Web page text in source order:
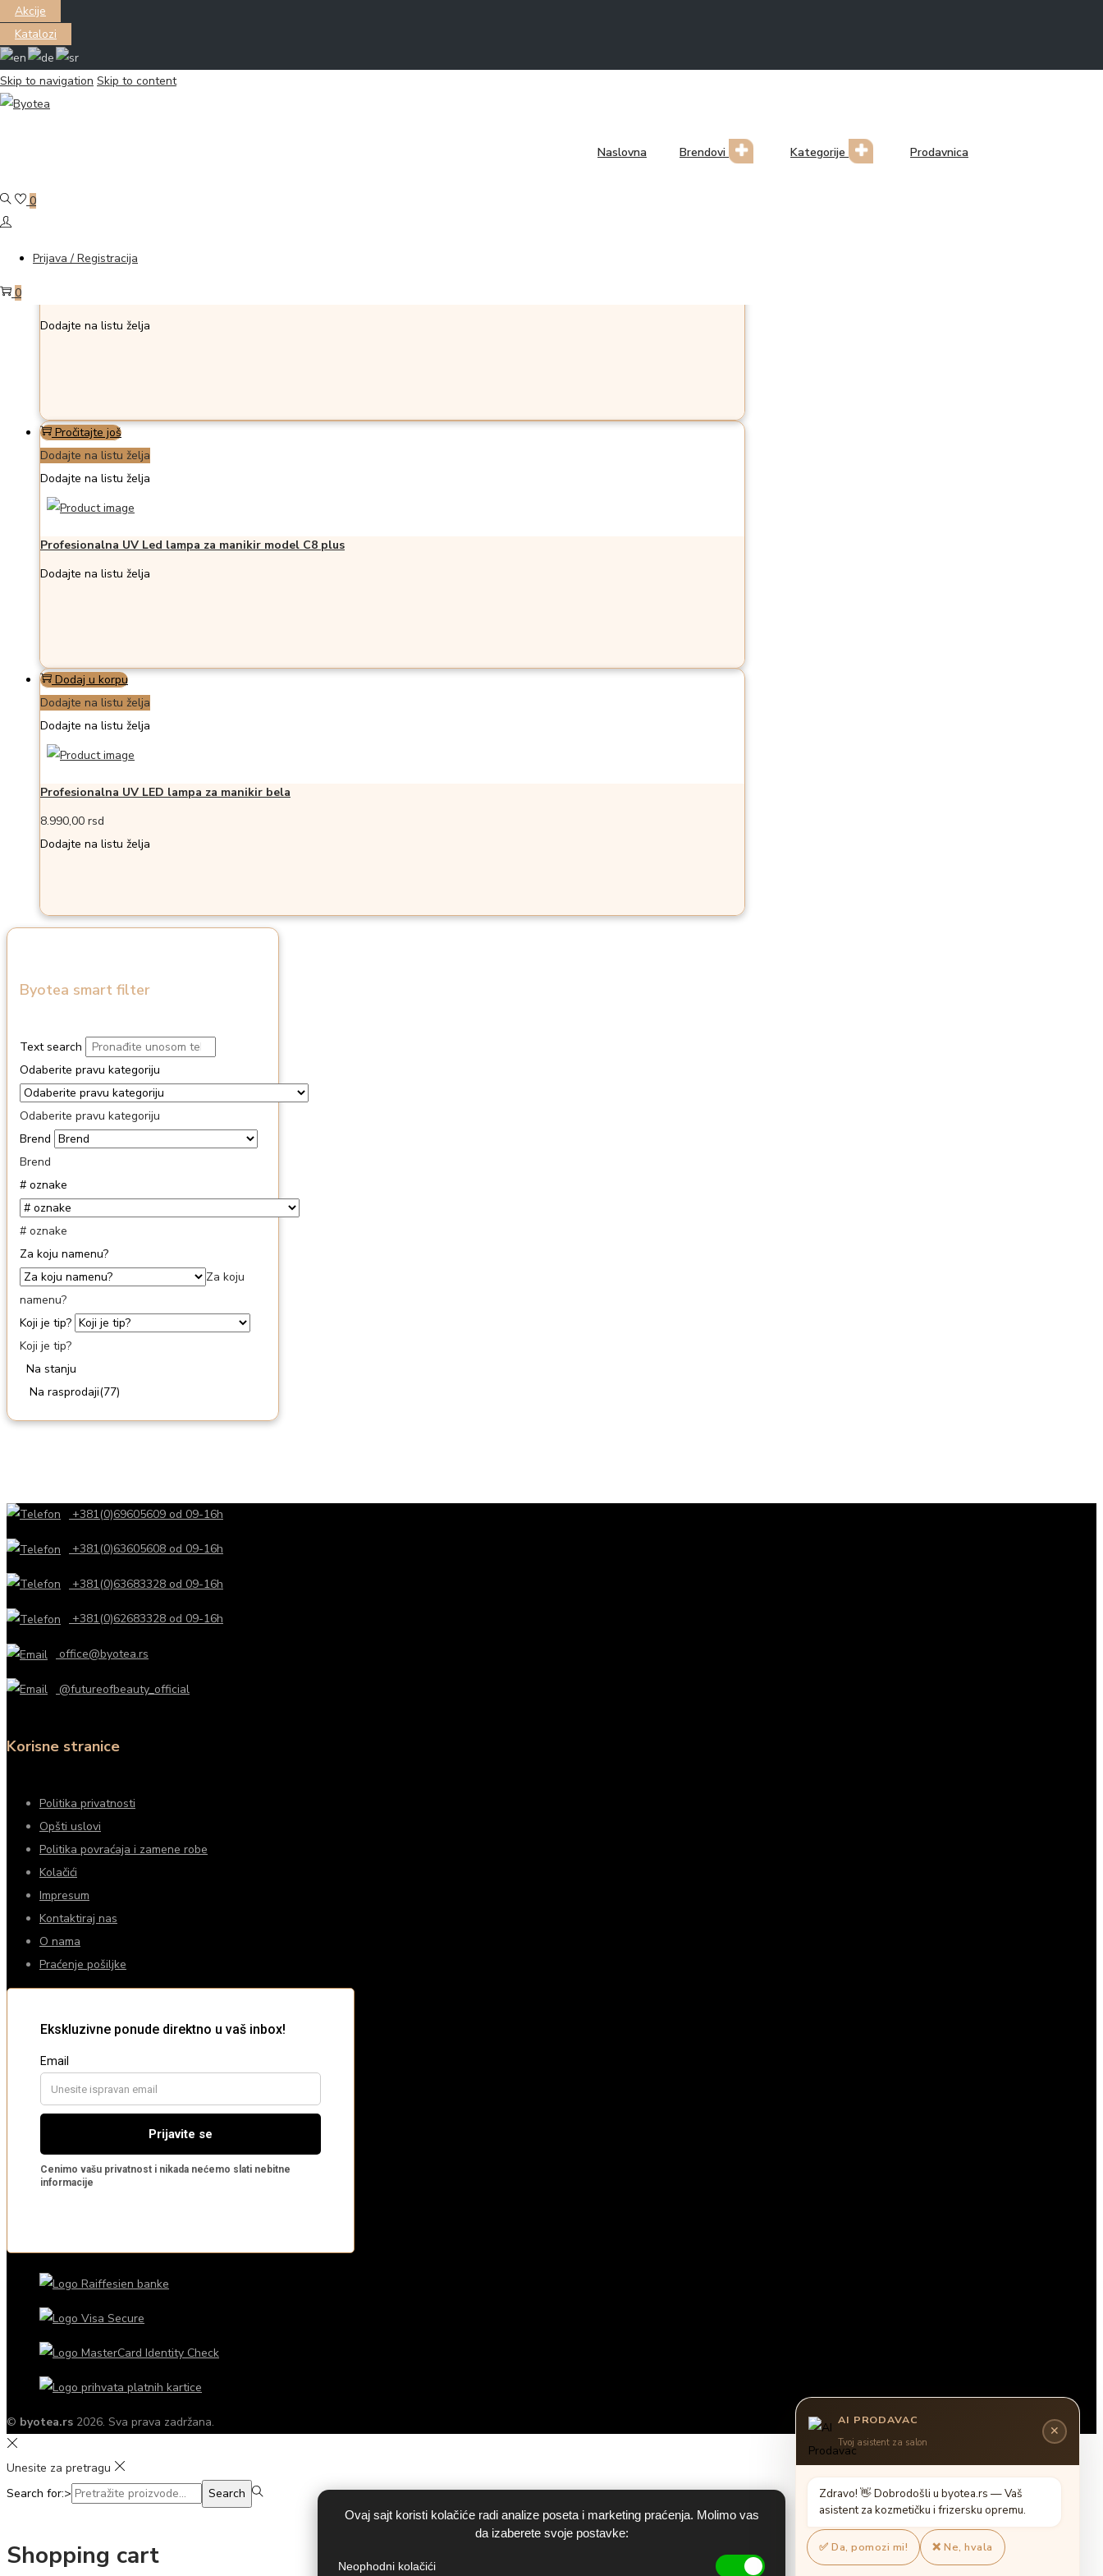
Akcije
Katalozi
Skip to navigation Skip to content
Naslovna Brendovi Kategorije Prodavnica
0
Prijava / Registracija
0
Filter
Prikazano all 3 proizvoda
Dodajte na listu želja
Pročitajte još
Dodajte na listu želja
Dodajte na listu želja
Profesionalna UV Led lampa za manikir model C8 plus
Dodajte na listu želja
Dodaj u korpu
Dodajte na listu želja
Dodajte na listu želja
Profesionalna UV LED lampa za manikir bela
8.990,00 rsd
Dodajte na listu želja
Byotea smart filter
Text search
Odaberite pravu kategoriju
Odaberite pravu kategoriju
Brend
Brend
# oznake
# oznake
Za koju namenu?
Za koju
namenu?
Koji je tip?
Koji je tip?
Na stanju
Na rasprodaji(77)
+381(0)69605609 od 09-16h
+381(0)63605608 od 09-16h
+381(0)63683328 od 09-16h
+381(0)62683328 od 09-16h
office@byotea.rs
@futureofbeauty_official
Korisne stranice
Politika privatnosti
Opšti uslovi
Politika povraćaja i zamene robe
Kolačići
Impresum
Kontaktiraj nas
O nama
Praćenje pošiljke
© byotea.rs 2026. Sva prava zadržana.
Unesite za pretragu
Search for:>
Search
Shopping cart
Ovaj sajt koristi kolačiće radi analize poseta i marketing praćenja. Molimo vas
da izaberete svoje postavke:
Neophodni kolačići
AI PRODAVAC
Tvoj asistent za salon
✕
Zdravo! Dobrodošli u byotea.rs —Vaš
asistent za kozmetičku i frizersku opremu.
✅ Da, pomozi mi! ❌ Ne, hvala